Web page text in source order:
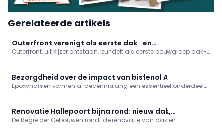
Gerelateerde artikels
Outerfront verenigt als eerste dak- en
gevelspecialisten in bouwgroep
Outerfront, uit Kijzer ontstaan, bundelt als eerste bouwgroep dak-
Roof Projects en ASP Gevels zijn al aangesloten.
Bezorgdheid over de impact van bisfenol A
Epoxyharsen vormen al decennialang een essentieel onderdeel
bijzonder sterk en slijtvast. Maar tegelijkertijd groeit de
bezorgdheid over de impact van bisfenol A, een veelgebruikte
bouwsteen van deze harsen.
Renovatie Hallepoort bijna rond: nieuw dak,
schrijnwerk gerestaureerd
De Regie der Gebouwen rondt de renovatie van dak en